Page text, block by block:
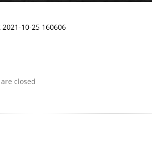
10-25 160606
closed